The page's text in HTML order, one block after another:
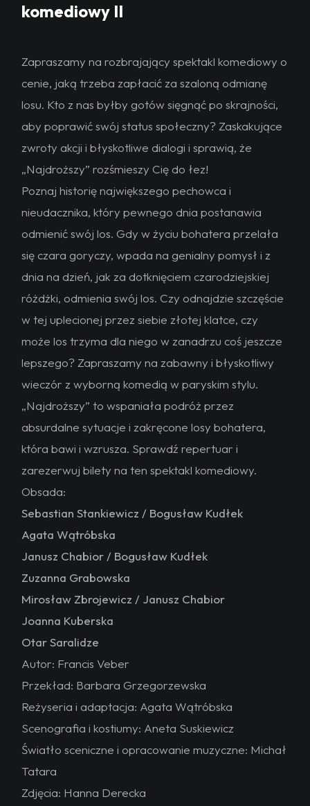
komediowy II
Zapraszamy na rozbrajający spektakl komediowy o
cenie, jaką trzeba zapłacić za szaloną odmianę
losu. Kto z nas byłby gotów sięgnąć po skrajności,
aby poprawić swój status społeczny? Zaskakujące
zwroty akcji i błyskotliwe dialogi i sprawią, że
„Najdroższy” rozśmieszy Cię do łez!
Poznaj historię największego pechowca i
nieudacznika, który pewnego dnia postanawia
odmienić swój los. Gdy w życiu bohatera przelała
się czara goryczy, wpada na genialny pomysł i z
dnia na dzień, jak za dotknięciem czarodziejskiej
różdżki, odmienia swój los. Czy odnajdzie szczęście
w tej uplecionej przez siebie złotej klatce, czy
może los trzyma dla niego w zanadrzu coś jeszcze
lepszego? Zapraszamy na zabawny i błyskotliwy
wieczór z wyborną komedią w paryskim stylu.
„Najdroższy” to wspaniała podróż przez
absurdalne sytuacje i zakręcone losy bohatera,
która bawi i wzrusza. Sprawdź repertuar i
zarezerwuj bilety na ten spektakl komediowy.
Obsada:
Sebastian Stankiewicz / Bogusław Kudłek
Agata Wątróbska
Janusz Chabior / Bogusław Kudłek
Zuzanna Grabowska
Mirosław Zbrojewicz / Janusz Chabior
Joanna Kuberska
Otar Saralidze
Autor: Francis Veber
Przekład: Barbara Grzegorzewska
Reżyseria i adaptacja: Agata Wątróbska
Scenografia i kostiumy: Aneta Suskiewicz
Światło sceniczne i opracowanie muzyczne: Michał
Tatara
Zdjęcia: Hanna Derecka